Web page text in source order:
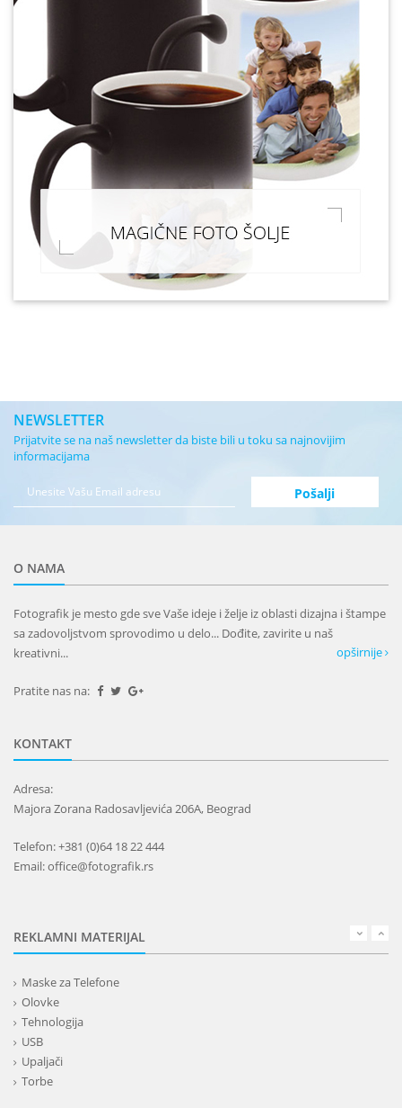
NEWSLETTER
Prijatvite se na naš newsletter da biste bili u toku sa najnovijim
informacijama
O NAMA
Fotografik je mesto gde sve Vaše ideje i želje iz oblasti dizajna i štampe
sa zadovoljstvom sprovodimo u delo... Dođite, zavirite u naš
kreativni...
opširnije
Pratite nas na:
KONTAKT
Adresa:
Majora Zorana Radosavljevića 206A, Beograd
Telefon: +381 (0)64 18 22 444
Email: office@fotografik.rs
REKLAMNI MATERIJAL
Maske za Telefone
Olovke
Tehnologija
USB
Upaljači
Torbe